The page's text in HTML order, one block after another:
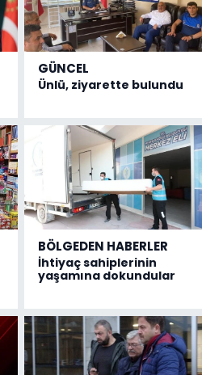
GÜNCEL
Ünlü, ziyarette bulundu
BÖLGEDEN HABERLER
İhtiyaç sahiplerinin
yaşamına dokundular